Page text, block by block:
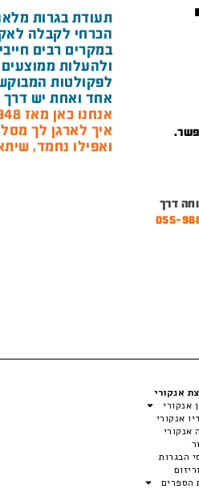
דרך
055-
תעודת בגרות
הכרחי לקבלה
במקרים רבים
ולהעלות
לפקולטות
אחד ואחת יש דרך
אנחנו כאן מאז 1948 ואנחנו יודעים
איך לארגן לך
ואפילו נחמד,
אנקורי
אנקורי
אנקורי
אנקורי
הבגרות
הספרים